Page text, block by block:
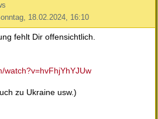
18.02.2024, 16:10
fehlt Dir offensichtlich.
watch?v=hvFhjYhYJUw
zu Ukraine usw.)